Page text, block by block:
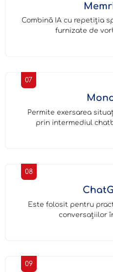
Combină IA cu repetiția
furnizate de
Permite exersarea
prin intermediul
07
Este folosit pentru
conversațiilor
08
09